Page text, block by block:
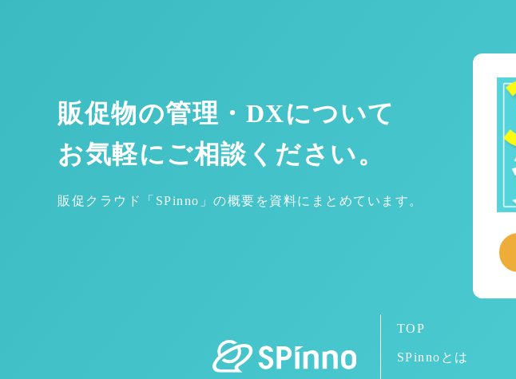
販促物の管理・DXについて
お気軽にご相談ください。
販促クラウド「SPinno」の概要を資料にまとめています。
TOP
SPinnoとは